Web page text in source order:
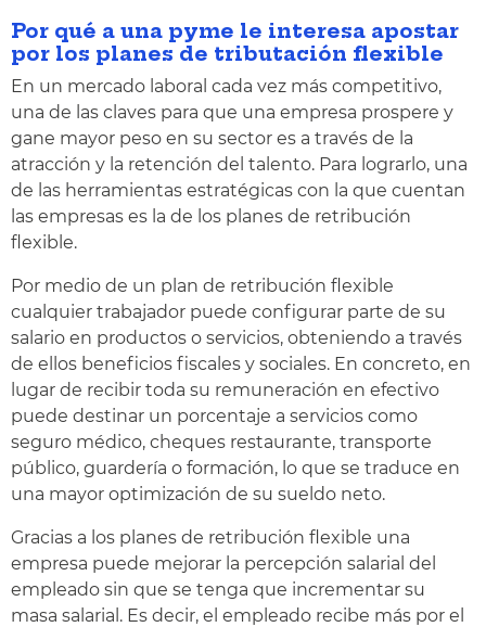
Por qué a una pyme le interesa apostar
por los planes de tributación flexible
En un mercado laboral cada vez más competitivo,
una de las claves para que una empresa prospere y
gane mayor peso en su sector es a través de la
atracción y la retención del talento. Para lograrlo, una
de las herramientas estratégicas con la que cuentan
las empresas es la de los planes de retribución
flexible.
Por medio de un plan de retribución flexible
cualquier trabajador puede configurar parte de su
salario en productos o servicios, obteniendo a través
de ellos beneficios fiscales y sociales. En concreto, en
lugar de recibir toda su remuneración en efectivo
puede destinar un porcentaje a servicios como
seguro médico, cheques restaurante, transporte
público, guardería o formación, lo que se traduce en
una mayor optimización de su sueldo neto.
Gracias a los planes de retribución flexible una
empresa puede mejorar la percepción salarial del
empleado sin que se tenga que incrementar su
masa salarial. Es decir, el empleado recibe más por el